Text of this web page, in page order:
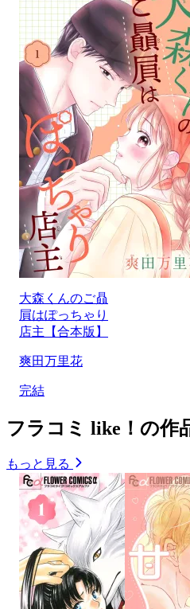
大森くんのご贔
屓はぽっちゃり
店主【合本版】
爽田万里花
完結
フラコミ like！の作
もっと見る